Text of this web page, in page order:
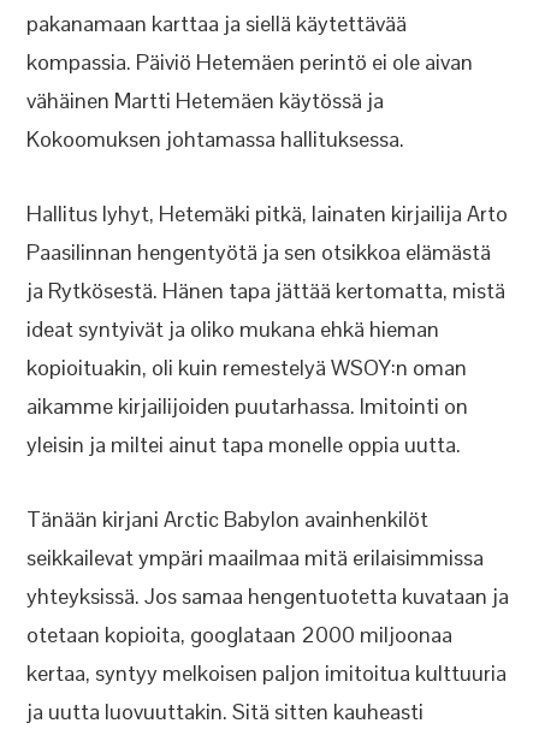
pakanamaan karttaa ja siellä käytettävää
kompassia. Päiviö Hetemäen perintö ei ole aivan
vähäinen Martti Hetemäen käytössä ja
Kokoomuksen johtamassa hallituksessa.
Hallitus lyhyt, Hetemäki pitkä, lainaten kirjailija Arto
Paasilinnan hengentyötä ja sen otsikkoa elämästä
ja Rytkösestä. Hänen tapa jättää kertomatta, mistä
ideat syntyivät ja oliko mukana ehkä hieman
kopioituakin, oli kuin remestelyä WSOY:n oman
aikamme kirjailijoiden puutarhassa. Imitointi on
yleisin ja miltei ainut tapa monelle oppia uutta.
Tänään kirjani Arctic Babylon avainhenkilöt
seikkailevat ympäri maailmaa mitä erilaisimmissa
yhteyksissä. Jos samaa hengentuotetta kuvataan ja
otetaan kopioita, googlataan 2000 miljoonaa
kertaa, syntyy melkoisen paljon imitoitua kulttuuria
ja uutta luovuuttakin. Sitä sitten kauheasti